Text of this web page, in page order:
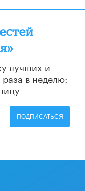
лучших и
раза в неделю:
ПОДПИСАТЬСЯ